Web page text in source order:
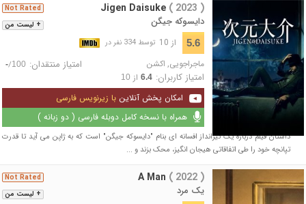
+ لیست من
Not Rated Jigen Daisuke ( 2023 )
دایسوکه جیگن
5.6 از 10 توسط 334 نفر در
ماجراجویی, اکشن امتیاز منتقدان: -/100
امتیاز کاربران: 6.4از 10
امکان پخش آنلاین با زیرنویس فارسی
همراه با نسخه کامل دوبله فارسی ( دو زبانه )
داستان فیلم درباره یک تیرانداز افسانه ای بنام "دایسوکه جیگن" است که به ژاپن می آید تا قدرت
تپانچه خود را طی اتفاقاتی هیجان انگیز، محک بزند و ...
+ لیست من
Not Rated A Man ( 2022 )
یک مرد